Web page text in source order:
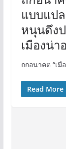
แบบแป
หนุนดึง
เมืองน่า
ถกอนาคต “เมื
Read More